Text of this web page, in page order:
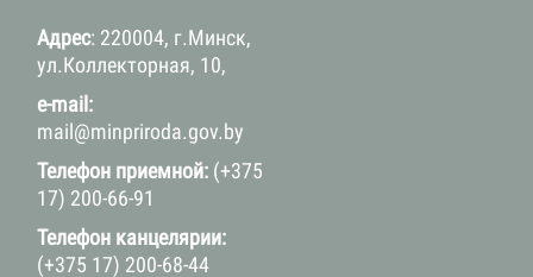
Адрес: 220004, г.Минск,
ул.Коллекторная, 10,
e-mail:
mail@minpriroda.gov.by
Телефон приемной: (+375
17) 200-66-91
Телефон канцелярии:
(+375 17) 200-68-44